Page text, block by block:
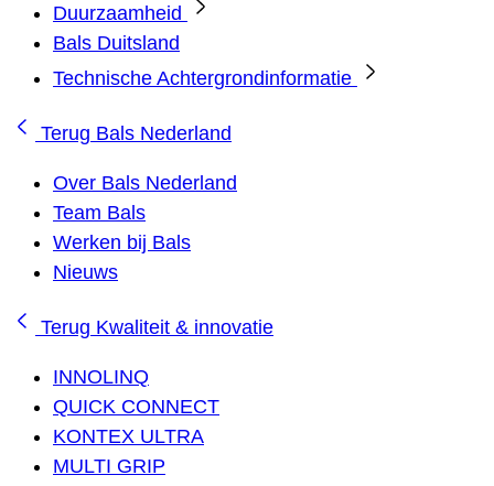
Duurzaamheid
Bals Duitsland
Technische Achtergrondinformatie
Terug Bals Nederland
Over Bals Nederland
Team Bals
Werken bij Bals
Nieuws
Terug Kwaliteit & innovatie
INNOLINQ
QUICK CONNECT
KONTEX ULTRA
MULTI GRIP